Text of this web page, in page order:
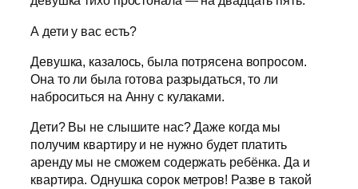
А дети у вас есть?
Девушка, казалось, была потрясена вопросом.
Она то ли была готова разрыдаться, то ли
наброситься на Анну с кулаками.
Дети? Вы не слышите нас? Даже когда мы
получим квартиру и не нужно будет платить
аренду мы не сможем содержать ребёнка. Да и
квартира. Однушка сорок метров! Разве в такой